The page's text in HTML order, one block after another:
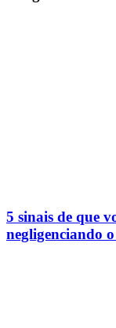
5 sinais de que
negligenciando